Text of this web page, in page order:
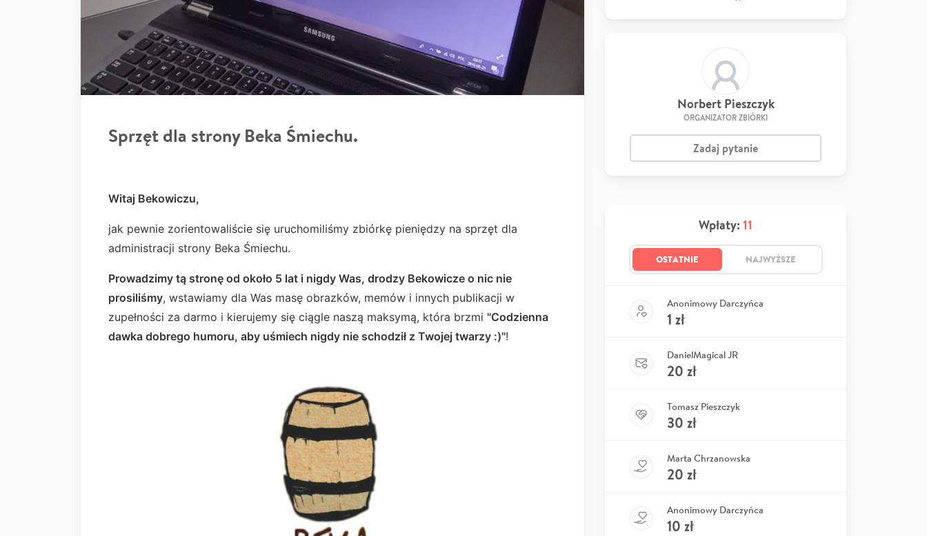
Sprzęt dla strony Beka Śmiechu.
Witaj Bekowiczu,
jak pewnie zorientowaliście się uruchomiliśmy zbiórkę pieniędzy na sprzęt dla
administracji strony Beka Śmiechu.
Prowadzimy tą stronę od około 5 lat i nigdy Was, drodzy Bekowicze o nic nie
prosiliśmy, wstawiamy dla Was masę obrazków, memów i innych publikacji w
zupełności za darmo i kierujemy się ciągle naszą maksymą, która brzmi "Codzienna
dawka dobrego humoru, aby uśmiech nigdy nie schodził z Twojej twarzy :)"!
Norbert Pieszczyk
ORGANIZATOR ZBIÓRKI
Zadaj pytanie
Wpłaty: 11
OSTATNIE NAJWYŻSZE
Anonimowy Darczyńca
1 zł
DanielMagical JR
20 zł
Tomasz Pieszczyk
30 zł
Marta Chrzanowska
20 zł
Anonimowy Darczyńca
10 zł